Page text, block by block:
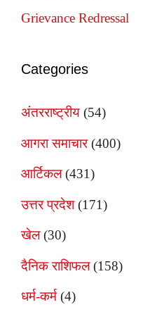
Grievance Redressal
Categories
अंतरराष्ट्रीय (54)
आगरा समाचार(400)
आर्टिकल(431)
उत्तर प्रदेश(171)
खेल(30)
दैनिक राशिफल(158)
धर्म-कर्म (4)